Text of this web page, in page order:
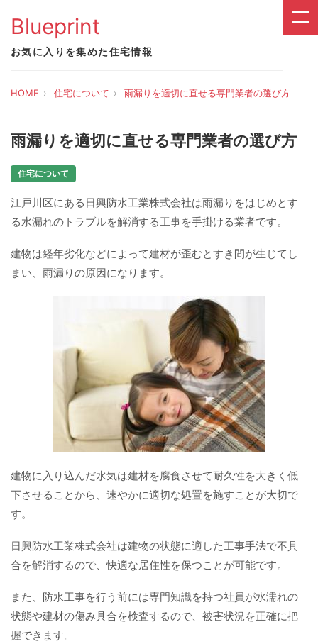
Blueprint
お気に入りを集めた住宅情報
HOME 住宅について 雨漏りを適切に直せる専門業者の選び方
雨漏りを適切に直せる専門業者の選び方
住宅について
江戸川区にある日興防水工業株式会社は雨漏りをはじめとす
る水漏れのトラブルを解消する工事を手掛ける業者です。
建物は経年劣化などによって建材が歪むとすき間が生じてし
まい、雨漏りの原因になります。
建物に入り込んだ水気は建材を腐食させて耐久性を大きく低
下させることから、速やかに適切な処置を施すことが大切で
す。
日興防水工業株式会社は建物の状態に適した工事手法で不具
合を解消するので、快適な居住性を保つことが可能です。
また、防水工事を行う前には専門知識を持つ社員が水濡れの
状態や建材の傷み具合を検査するので、被害状況を正確に把
握できます。